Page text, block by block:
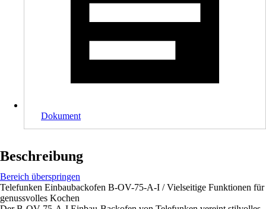
Dokument
Beschreibung
Bereich überspringen
Telefunken Einbaubackofen B-OV-75-A-I / Vielseitige Funktionen für
genussvolles Kochen